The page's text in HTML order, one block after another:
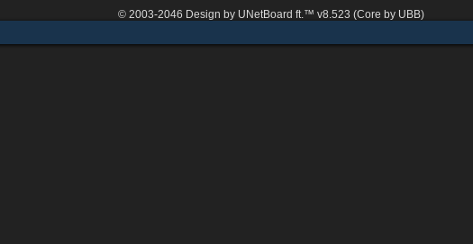
© 2003-2046 Design by UNetBoard ft.™ v8.523 (Core by UBB)